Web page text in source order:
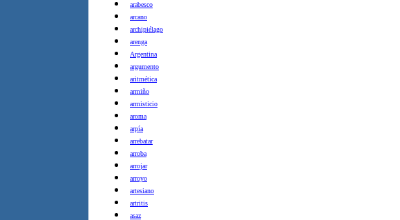
arabesco
arcano
archipiélago
arenga
Argentina
argumento
aritmética
armiño
armisticio
aroma
arpía
arrebatar
arroba
arrojar
arroyo
artesiano
artritis
asaz